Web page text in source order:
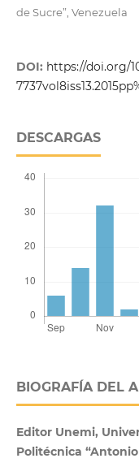
de Sucre”, Venezuela
DOI: https://doi.org/
DESCARGAS
BIOGRAFÍA DEL
Editor Unemi,
Politécnica